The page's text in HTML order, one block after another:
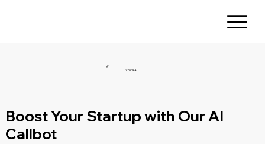
Voice AI
#1
Boost Your Startup with Our AI
Callbot